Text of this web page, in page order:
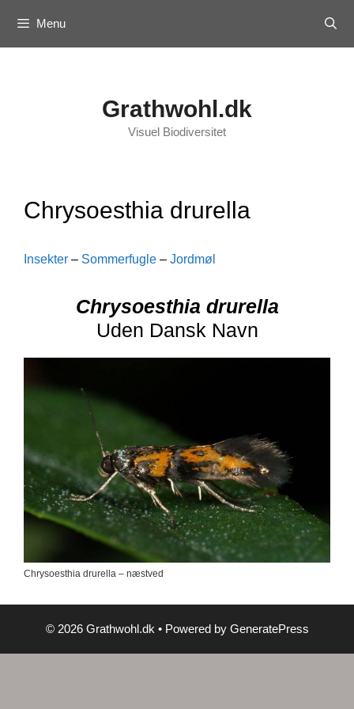
content
Menu
Grathwohl.dk
Visuel Biodiversitet
Chrysoesthia drurella
Insekter – Sommerfugle – Jordmøl
Chrysoesthia drurella
Uden Dansk Navn
Chrysoesthia drurella – næstved
© 2026 Grathwohl.dk • Powered by GeneratePress